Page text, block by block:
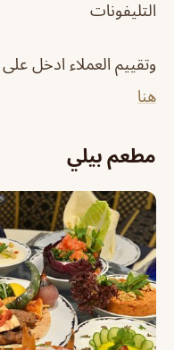
التليفونات
وتقييم العملاء ادخل
هنا
مطعم بيلي